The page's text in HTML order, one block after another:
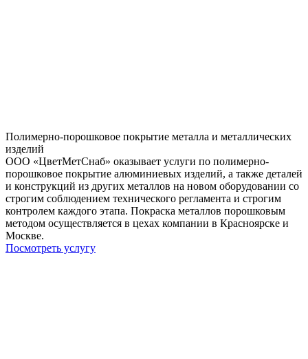
Полимерно-порошковое покрытие металла и металлических
изделий
ООО «ЦветМетСнаб» оказывает услуги по полимерно-
порошковое покрытие алюминиевых изделий, а также деталей
и конструкций из других металлов на новом оборудовании со
строгим соблюдением технического регламента и строгим
контролем каждого этапа. Покраска металлов порошковым
методом осуществляется в цехах компании в Красноярске и
Москве.
Посмотреть услугу